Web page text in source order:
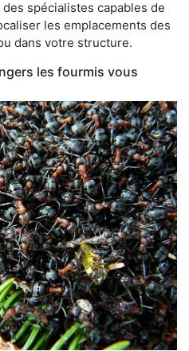
spécialistes capables de
les emplacements des
dans votre structure.
les fourmis vous